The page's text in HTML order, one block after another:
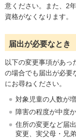
意ください。また、2
資格がなくなります。
届出が必要なとき
以下の変更事項があ
の場合でも届出が必要
にお尋ねください。
対象児童の人数が
障害の程度が中度
住所の変更など届
変更、実父母・兄